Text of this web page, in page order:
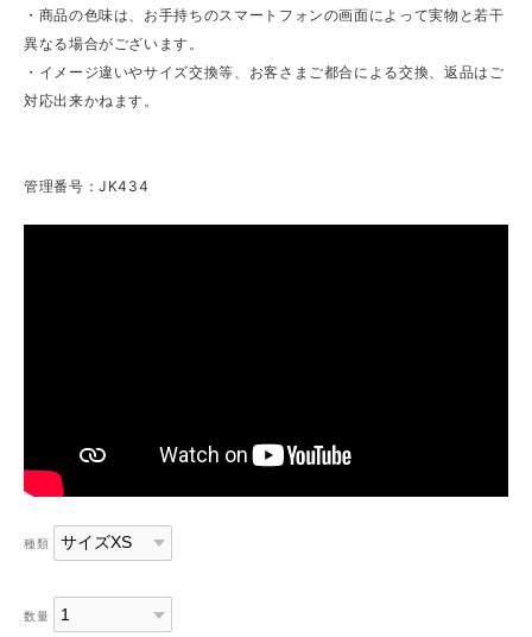
・商品の色味は、お手持ちのスマートフォンの画面によって実物と若干
異なる場合がございます。
・イメージ違いやサイズ交換等、お客さまご都合による交換、返品はご
対応出来かねます。
管理番号：JK434
種類
数量